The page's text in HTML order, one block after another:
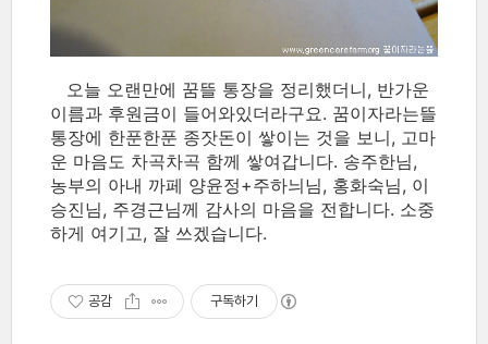
오늘 오랜만에 꿈뜰 통장을 정리했더니, 반가운
이름과 후원금이 들어와있더라구요. 꿈이자라는뜰
통장에 한푼한푼 종잣돈이 쌓이는 것을 보니, 고마
운 마음도 차곡차곡 함께 쌓여갑니다. 송주한님,
농부의 아내 까페 양윤정+주하늬님, 홍화숙님, 이
승진님, 주경근님께 감사의 마음을 전합니다. 소중
하게 여기고, 잘 쓰겠습니다.
공감 구독하기